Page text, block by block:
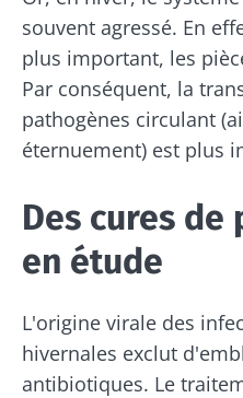
souvent agressé. En
plus important, les
Par conséquent, la
pathogènes circulant
éternuement) est plus
Des cures
en étude
L'origine virale des
hivernales exclut
antibiotiques. Le